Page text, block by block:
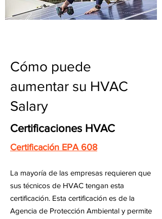
Cómo puede
aumentar su HVAC
Salary
Certificaciones HVAC
Certificación EPA 608
La mayoría de las empresas requieren que
sus técnicos de HVAC tengan esta
certificación. Esta certificación es de la
Agencia de Protección Ambiental y permite